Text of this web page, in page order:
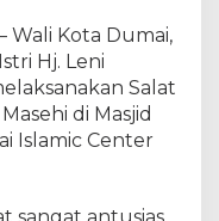
Wali Kota Dumai,
Hj. Leni
Salat
di Masjid
Islamic Center